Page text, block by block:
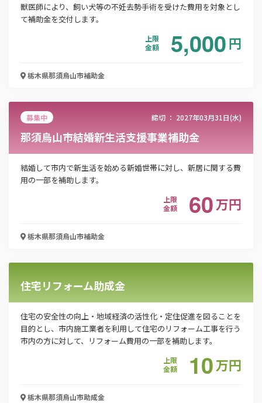
会社名
メールアドレス
電話番号
「PDF資料ダウンロード」ボタンを押下した時点
で本サービスの
獣医師により、飼い犬等の不妊去勢手術を受けた費用を対象とし
て補助金を交付します。
上限
金額
5,000円
栃木県那須烏山市補助金
募集中 締切 ： 2027年03月31日(水)
那須烏山市結婚新生活支援事業補助金
結婚して市内で新生活を始める新婚世帯に対し、新居に関する費
用の一部を補助します。
上限
金額
60万円
栃木県那須烏山市補助金
住宅リフォーム助成金
住宅の安全性の向上・地域経済の活性化・定住促進を図ることを
目的とし、市内施工業者を利用して住宅のリフォーム工事を行う
市内の方に対して、リフォーム費用の一部を補助します。
上限
金額
10万円
栃木県那須烏山市助成金